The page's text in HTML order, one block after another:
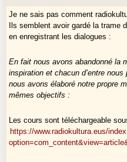
Je ne sais pas comment
Ils semblent avoir gardé la trame
en enregistrant les dialogues :
En fait nous avons abandonné la
inspiration et chacun d’entre
nous avons élaboré notre propre
mêmes objectifs :
Les cours sont téléchargeable
https://www.radiokultura.eus/